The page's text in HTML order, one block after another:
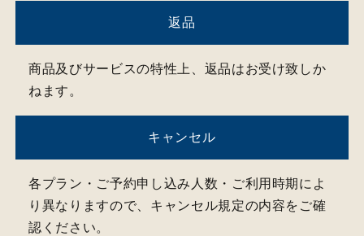
返品
商品及びサービスの特性上、返品はお受け致しか
ねます。
キャンセル
各プラン・ご予約申し込み人数・ご利用時期によ
り異なりますので、キャンセル規定の内容をご確
認ください。